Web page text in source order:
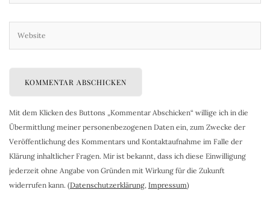
Mit dem Klicken des Buttons „Kommentar Abschicken“ willige ich in die
Übermittlung meiner personenbezogenen Daten ein, zum Zwecke der
Veröffentlichung des Kommentars und Kontaktaufnahme im Falle der
Klärung inhaltlicher Fragen. Mir ist bekannt, dass ich diese Einwilligung
jederzeit ohne Angabe von Gründen mit Wirkung für die Zukunft
widerrufen kann. (Datenschutzerklärung, Impressum)